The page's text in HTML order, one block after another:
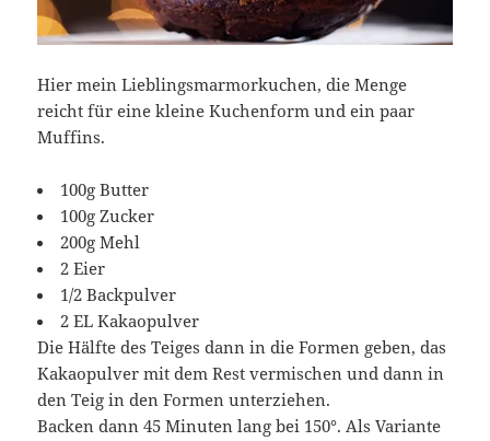
Hier mein Lieblingsmarmorkuchen, die Menge
reicht für eine kleine Kuchenform und ein paar
Muffins.
100g Butter
100g Zucker
200g Mehl
2 Eier
1/2 Backpulver
2 EL Kakaopulver
Die Hälfte des Teiges dann in die Formen geben, das
Kakaopulver mit dem Rest vermischen und dann in
den Teig in den Formen unterziehen.
Backen dann 45 Minuten lang bei 150°. Als Variante